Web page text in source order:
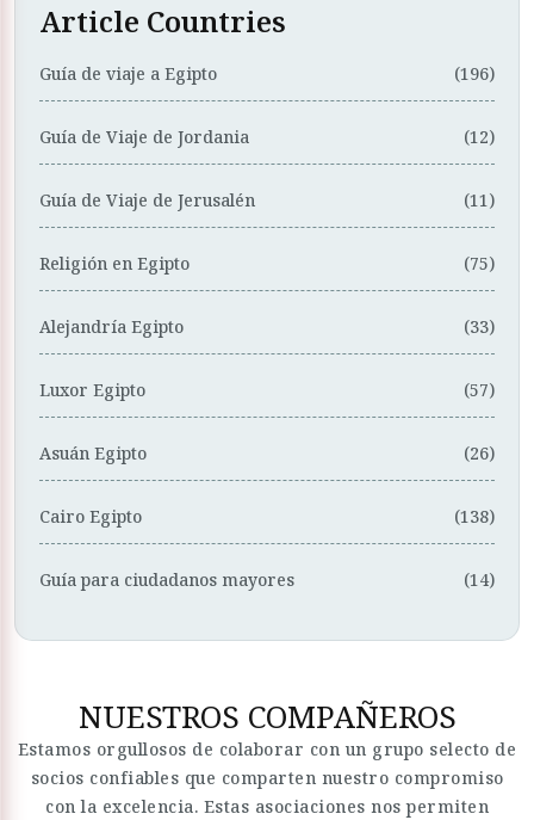
Article Countries
Guía de viaje a Egipto (196)
Guía de Viaje de Jordania (12)
Guía de Viaje de Jerusalén (11)
Religión en Egipto (75)
Alejandría Egipto (33)
Luxor Egipto (57)
Asuán Egipto (26)
Cairo Egipto (138)
Guía para ciudadanos mayores (14)
NUESTROS COMPAÑEROS
Estamos orgullosos de colaborar con un grupo selecto de
socios confiables que comparten nuestro compromiso
con la excelencia. Estas asociaciones nos permiten